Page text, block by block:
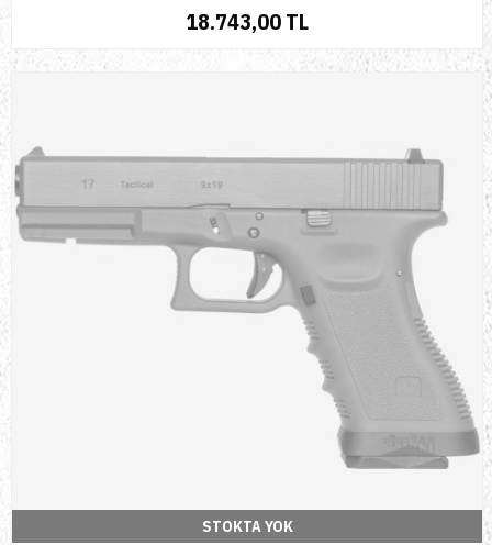
18.743,00 TL
STOKTA YOK